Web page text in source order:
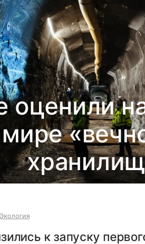
оценили
Экология
к запуску